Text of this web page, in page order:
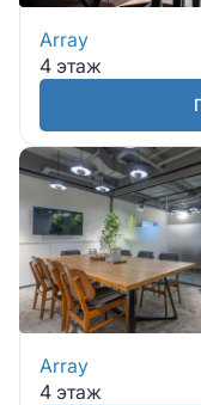
Array
4 этаж
Array
4 этаж